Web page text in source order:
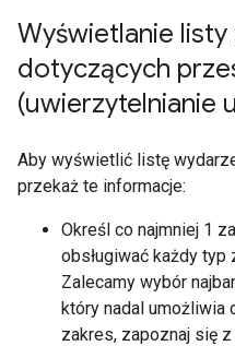
Wyświetlanie listy
dotyczących
(uwierzytelnianie
Aby wyświetlić listę
przekaż te informacje:
Określ co najmniej 1
obsługiwać każdy typ
Zalecamy wybór
który nadal umożliwia
zakres, zapoznaj się z